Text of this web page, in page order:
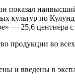
показал
культур по
— 25,6 центнера
продукции во
и введены в